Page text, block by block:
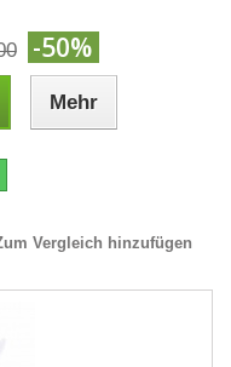
-50%
Mehr
Vergleich hinzufügen